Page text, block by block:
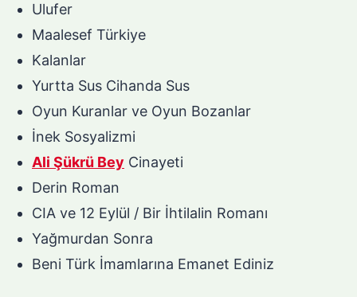
Ulufer
Maalesef Türkiye
Kalanlar
Yurtta Sus Cihanda Sus
Oyun Kuranlar ve Oyun Bozanlar
İnek Sosyalizmi
Ali Şükrü Bey Cinayeti
Derin Roman
CIA ve 12 Eylül / Bir İhtilalin Romanı
Yağmurdan Sonra
Beni Türk İmamlarına Emanet Ediniz